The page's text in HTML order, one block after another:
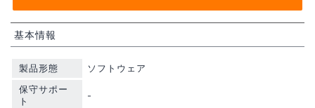
基本情報
製品形態
ソフトウェア
保守サポー
ト
-